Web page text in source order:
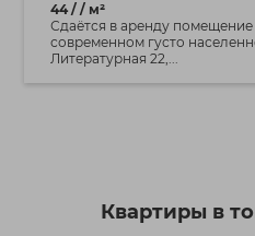
44 / / м²
Сдаётся в аренду помещение
современном густо
Литературная 22,...
Квартиры в